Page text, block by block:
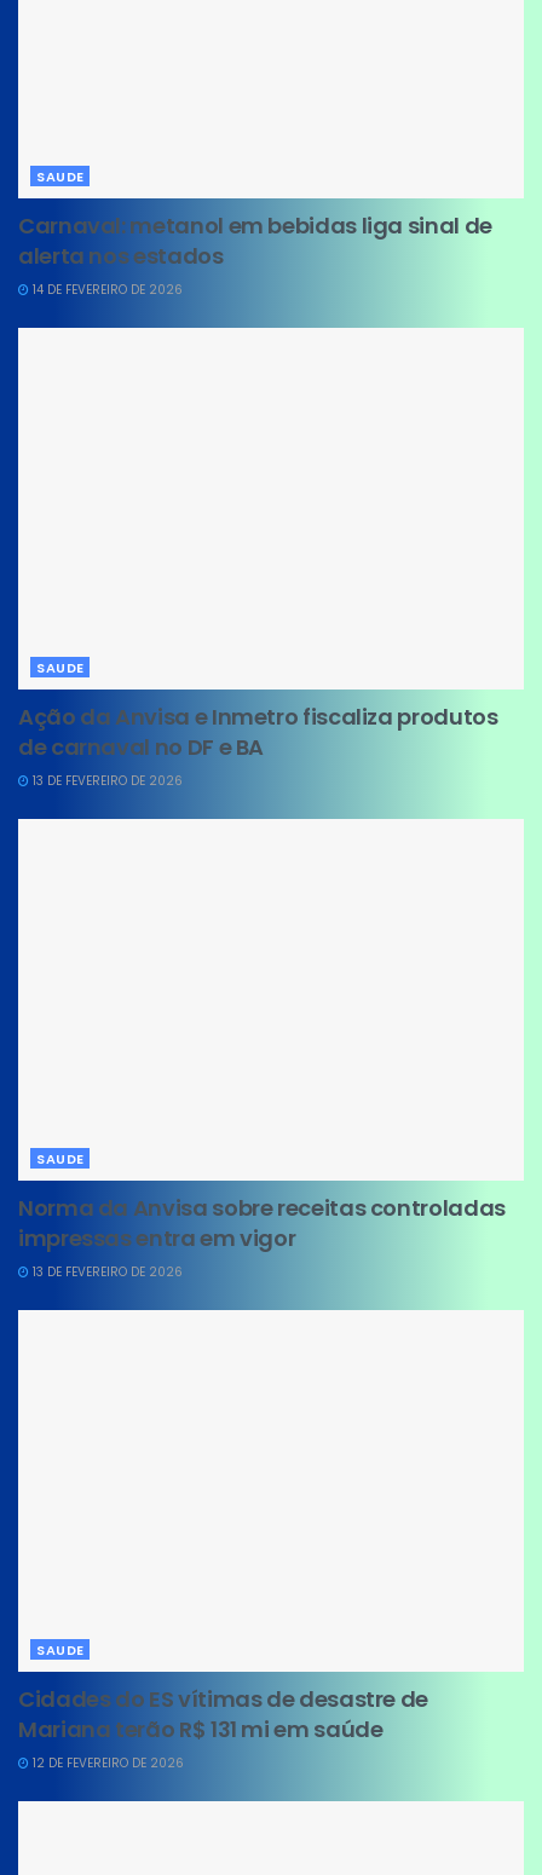
SAUDE
Carnaval: metanol em bebidas liga sinal de
alerta nos estados
14 DE FEVEREIRO DE 2026
SAUDE
Ação da Anvisa e Inmetro fiscaliza produtos
de carnaval no DF e BA
13 DE FEVEREIRO DE 2026
SAUDE
Norma da Anvisa sobre receitas controladas
impressas entra em vigor
13 DE FEVEREIRO DE 2026
SAUDE
Cidades do ES vítimas de desastre de
Mariana terão R$ 131 mi em saúde
12 DE FEVEREIRO DE 2026